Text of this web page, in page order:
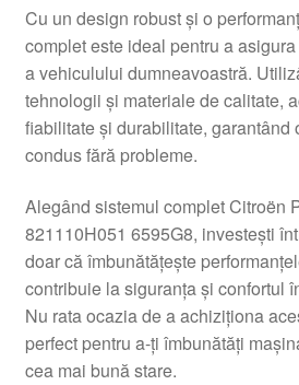
Livrare în toată lumea
Plângere
Plățile
Procedura de reclamație
Termeni si conditii
Cu un design robust și o
complet este ideal pentru a
a vehiculului dumneavoastră.
tehnologii și materiale de calitate,
fiabilitate și durabilitate, garantând
condus fără probleme.
Alegând sistemul complet Citroën
821110H051 6595G8, investești
doar că îmbunătățește
contribuie la siguranța și confortul
Nu rata ocazia de a achiziționa
perfect pentru a-ți îmbunătăți
cea mai bună stare.